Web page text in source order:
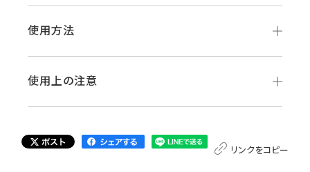
使用方法
使用上の注意
リンクをコピー